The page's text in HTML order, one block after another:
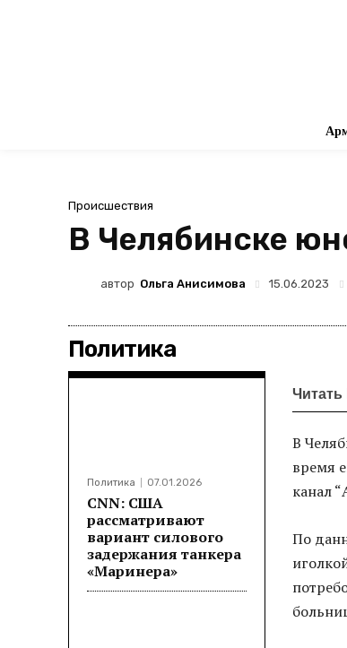
Происшествия
В Челябинске
автор Ольга Анисимова 15.06.2023
Политика
Политика 07.01.2026
CNN: США
рассматривают
вариант силового
задержания танкера
«Маринера»
Читать
В
время
канал
По